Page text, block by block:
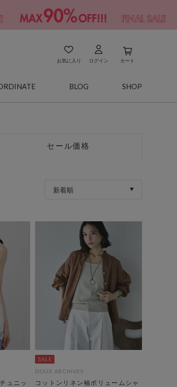
お気に入り ログイン カート
BLOG SHOP
セール価格
新着順
ュニッ
DOUX ARCHIVES
コットンリネン袖ボリュームシャ